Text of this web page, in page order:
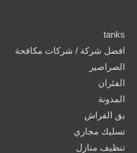
tanks
افضل شركة / شركات مكافحة
الصراصير
الفئران
المدونة
بق الفراش
تسليك مجاري
تنظيف منازل